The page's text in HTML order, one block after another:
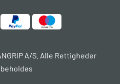
A/S. Alle Rettigheder